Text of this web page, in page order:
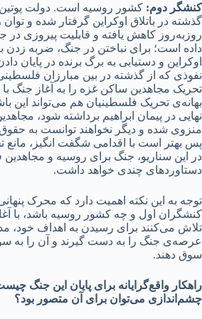
کنشگر دوم: کشور روسیه است. دولت
گذشته در باتلاق اوکراین گرفتار شده و
روز‌به‌روز کاهش یافته و قابلیت پیروزی در
داده است؛ برای نباختن در جنگ، ضربه زدن
اوکراین و دستیابی به برگ برنده در پایان
نفوذی که از گذشته در بین مبارزان
تحریک مجاهدین ساکن غزه را به آغاز جنگ با
بهانه‌ی تحریک فلسطینیان هم می‌تواند این
نهایی در پیمان ابراهیم برداشته شود،
منزوی شده و دیگر نخواهند توانست به
پس بهتر است با اقدامی شگفت انگیز، مانع
در این سناریو، جنگ برای روسیه و
دستاوردهای چندی خواهد داشت.
توجه به این نکته اهمیت دارد که محرک
کنشگران اول و چه کشور روسیه باشد، با
تلاش می‌کنند برای رسیدن به اهداف خود،
عرصه‌ی جنگ را به دست گیرند و آن را به
سوق دهند.
راهکار واقع‌گرایانه برای پایان این جنگ
چشم‌اندازی می‌توان برای آن متصور بود؟